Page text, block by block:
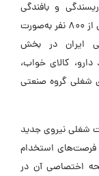
و بافندگی
درخشان قم و کاغذ پاپیروس کاوه، با اشتغال بیش از 800 نفر به‌صورت
ایران در بخش
کالای خواب،
شغلی گروه صنعتی
در حال حاضر در ۶ موقعیت شغلی نیروی جدید
فرصت‌های استخدام
اختصاصی آن در